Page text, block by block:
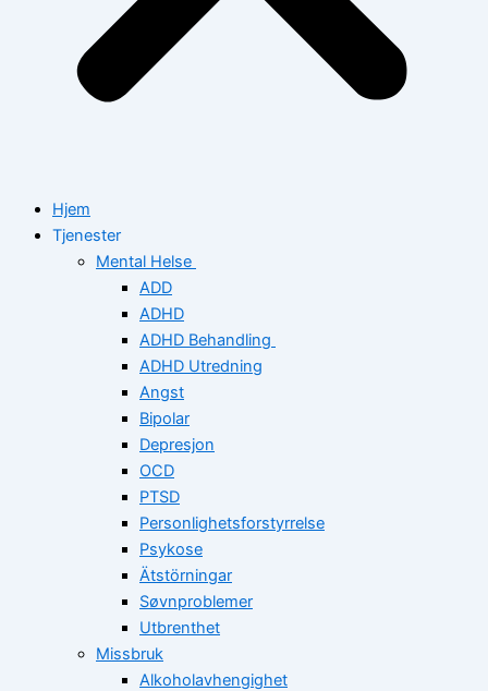
Hjem
Tjenester
Mental Helse
ADD
ADHD
ADHD Behandling
ADHD Utredning
Angst
Bipolar
Depresjon
OCD
PTSD
Personlighetsforstyrrelse
Psykose
Ätstörningar
Søvnproblemer
Utbrenthet
Missbruk
Alkoholavhengighet